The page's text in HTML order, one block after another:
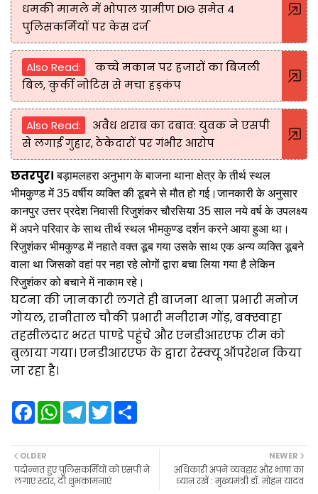
धमकी मामले में भोपाल ग्रामीण DIG समेत 4
पुलिसकर्मियों पर केस दर्ज
Also Read:
कच्चे मकान पर हजारों का बिजली
बिल, कुर्की नोटिस से मचा हड़कंप
Also Read:
अवैध शराब का दबाव: युवक ने एसपी
से लगाई गुहार, ठेकेदारों पर गंभीर आरोप
छतरपुर। बड़ामलहरा अनुभाग के बाजना थाना क्षेत्र के तीर्थ स्थल
भीमकुण्ड में 35 वर्षीय व्यक्ति की डूबने से मौत हो गई।जानकारी के अनुसार
कानपुर उत्तर प्रदेश निवासी रिजुशंकर चौरसिया 35 साल नये वर्ष के उपलक्ष्य
में अपने परिवार के साथ तीर्थ स्थल भीमकुण्ड दर्शन करने आया हुआ था।
रिजुशंकर भीमकुण्ड में नहाते वक्त डूब गया उसके साथ एक अन्य व्यक्ति डूबने
वाला था जिसको वहां पर नहा रहे लोगों द्वारा बचा लिया गया है लेकिन
रिजुशंकर को बचाने में नाकाम रहे।
घटना की जानकारी लगते ही बाजना थाना प्रभारी मनोज
गोयल, रानीताल चौकी प्रभारी मनीराम गोंड़, बक्स्वाहा
तहसीलदार भरत पाण्डे पहुंचे और एनडीआरएफ टीम को
बुलाया गया। एनडीआरएफ के द्वारा रेस्क्यू ऑपरेशन किया
जा रहा है।
F
a
b
o
o
k
W
A
p
p
T
e
r
a
m
T
w
e
r
NEWER
अधिकारी अपने व्यवहार और भाषा का
ध्यान रखें : मुख्यमंत्री डॉ. मोहन यादव
OLDER
पदोन्नत हुए पुलिसकर्मियों को एसपी ने
लगाए स्टार, दी शुभकामनाएं